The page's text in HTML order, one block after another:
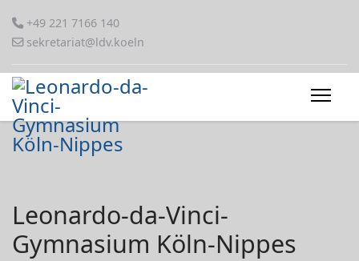
+49 221 7166 140
sekretariat@ldv.koeln
Leonardo-da-Vinci-
Gymnasium Köln-Nippes